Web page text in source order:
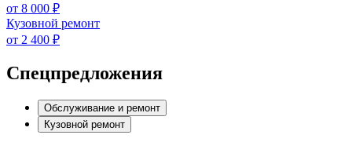
от 8 000 ₽
Кузовной ремонт
от 2 400 ₽
Спецпредложения
Обслуживание и ремонт
Кузовной ремонт